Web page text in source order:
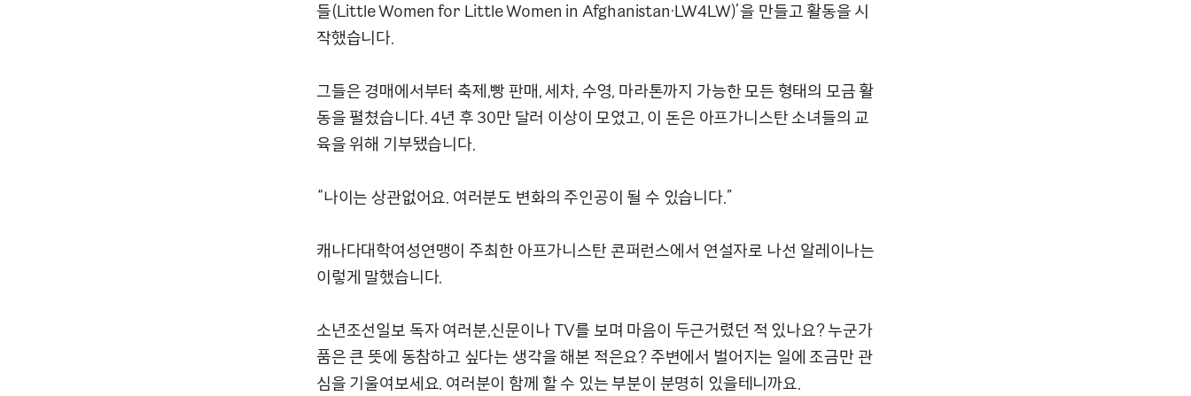
들(Little Women for Little Women in Afghanistan·LW4LW)’을 만들고 활동을 시
작했습니다.
그들은 경매에서부터 축제,빵 판매, 세차, 수영, 마라톤까지 가능한 모든 형태의 모금 활
동을 펼쳤습니다. 4년 후 30만 달러 이상이 모였고, 이 돈은 아프가니스탄 소녀들의 교
육을 위해 기부됐습니다.
“나이는 상관없어요. 여러분도 변화의 주인공이 될 수 있습니다.”
캐나다대학여성연맹이 주최한 아프가니스탄 콘퍼런스에서 연설자로 나선 알레이나는
이렇게 말했습니다.
소년조선일보 독자 여러분,신문이나 TV를 보며 마음이 두근거렸던 적 있나요? 누군가
품은 큰 뜻에 동참하고 싶다는 생각을 해본 적은요? 주변에서 벌어지는 일에 조금만 관
심을 기울여보세요. 여러분이 함께 할 수 있는 부분이 분명히 있을테니까요.